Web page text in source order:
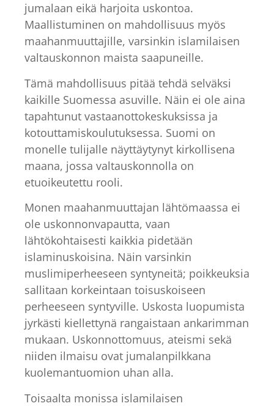
jumalaan eikä harjoita uskontoa.
Maallistuminen on mahdollisuus myös
maahanmuuttajille, varsinkin islamilaisen
valtauskonnon maista saapuneille.
Tämä mahdollisuus pitää tehdä selväksi
kaikille Suomessa asuville. Näin ei ole aina
tapahtunut vastaanottokeskuksissa ja
kotouttamiskoulutuksessa. Suomi on
monelle tulijalle näyttäytynyt kirkollisena
maana, jossa valtauskonnolla on
etuoikeutettu rooli.
Monen maahanmuuttajan lähtömaassa ei
ole uskonnonvapautta, vaan
lähtökohtaisesti kaikkia pidetään
islaminuskoisina. Näin varsinkin
muslimiperheeseen syntyneitä; poikkeuksia
sallitaan korkeintaan toisuskoiseen
perheeseen syntyville. Uskosta luopumista
jyrkästi kiellettynä rangaistaan ankarimman
mukaan. Uskonnottomuus, ateismi sekä
niiden ilmaisu ovat jumalanpilkkana
kuolemantuomion uhan alla.
Toisaalta monissa islamilaisen